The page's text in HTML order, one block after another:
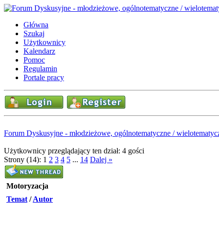
Główna
Szukaj
Użytkownicy
Kalendarz
Pomoc
Regulamin
Portale pracy
Forum Dyskusyjne - młodzieżowe, ogólnotematyczne /
Użytkownicy przeglądający ten dział: 4 gości
Strony (14): 1 2 3 4 5 ... 14 Dalej »
Motoryzacja
Temat /Autor